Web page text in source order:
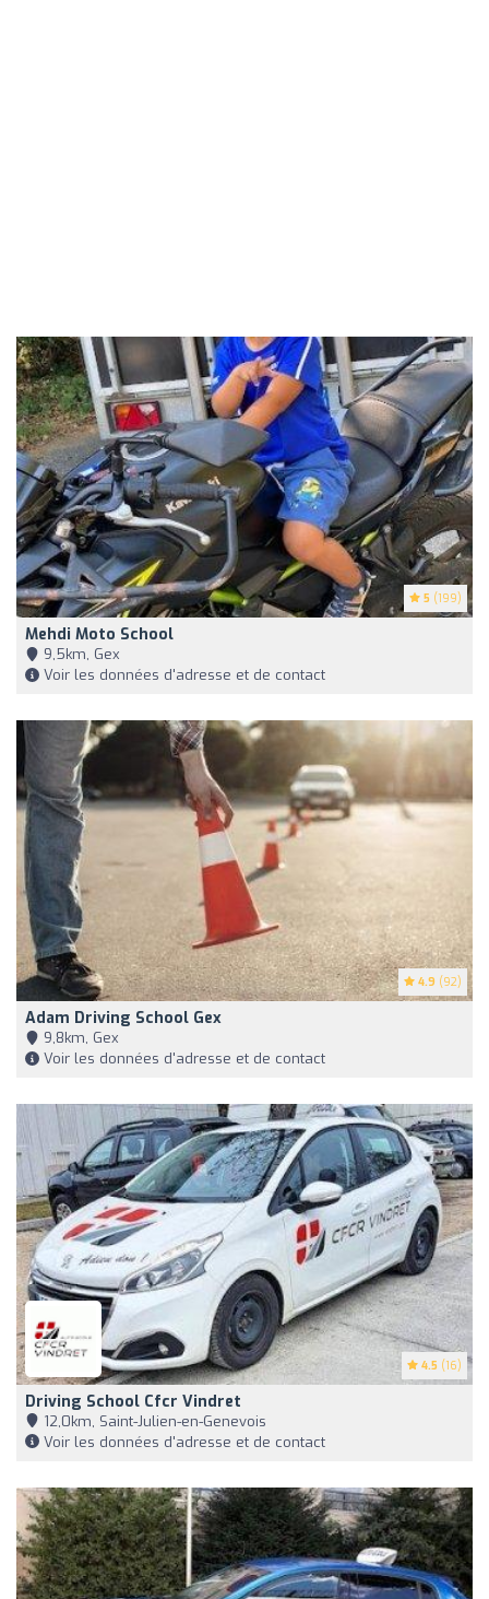
5 (199)
Mehdi Moto School
9,5km, Gex
Voir les données d'adresse et de contact
4.9 (92)
Adam Driving School Gex
9,8km, Gex
Voir les données d'adresse et de contact
4.5 (16)
Driving School Cfcr Vindret
12,0km, Saint-Julien-en-Genevois
Voir les données d'adresse et de contact